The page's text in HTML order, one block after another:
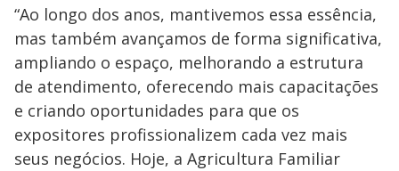
“Ao longo dos anos, mantivemos essa essência,
mas também avançamos de forma significativa,
ampliando o espaço, melhorando a estrutura
de atendimento, oferecendo mais capacitações
e criando oportunidades para que os
expositores profissionalizem cada vez mais
seus negócios. Hoje, a Agricultura Familiar